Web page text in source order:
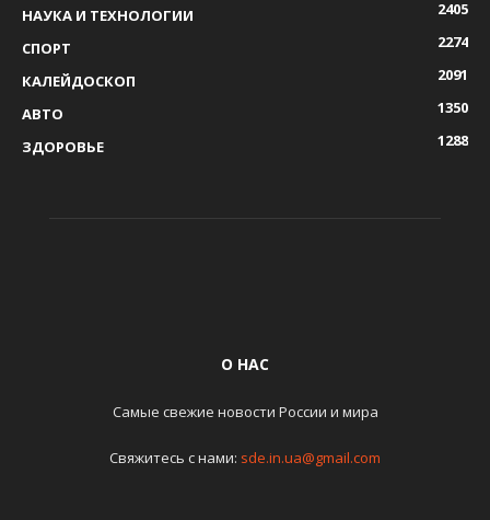
НАУКА И ТЕХНОЛОГИИ
2405
СПОРТ
2274
КАЛЕЙДОСКОП
2091
АВТО
1350
ЗДОРОВЬЕ
1288
О НАС
Самые свежие новости России и мира
Свяжитесь с нами: sde.in.ua@gmail.com